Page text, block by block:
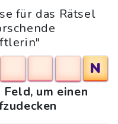
für das Rätsel
N
um einen